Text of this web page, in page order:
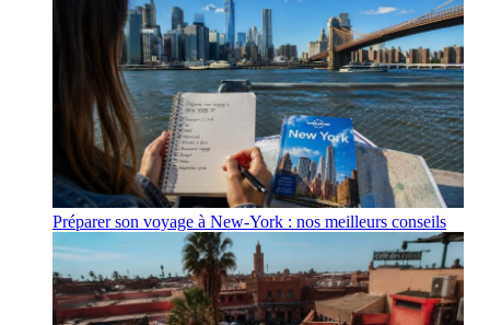
Préparer son voyage à New-York : nos meilleurs conseils